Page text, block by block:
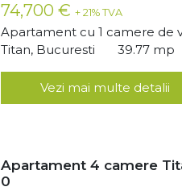
74,700 € + 21% TVA
Apartament cu 1 camere de
Titan, Bucuresti
39.77 mp
Vezi mai multe detalii
Apartament 4 camere
0